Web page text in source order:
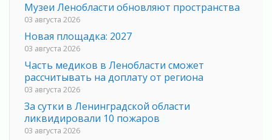
Музеи Ленобласти обновляют пространства
03 августа 2026
Новая площадка: 2027
03 августа 2026
Часть медиков в Ленобласти сможет
рассчитывать на доплату от региона
03 августа 2026
За сутки в Ленинградской области
ликвидировали 10 пожаров
03 августа 2026